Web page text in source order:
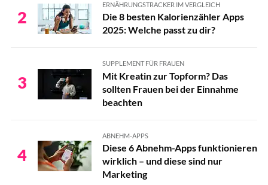
Parmesan
Krabben
Thunfisch
Spinat
Grüne Oliven
Champignons
2
ERNÄHRUNGSTRACKER IM VERGLEICH
Die 8 besten Kalorienzähler Apps
2025: Welche passt zu dir?
3
SUPPLEMENT FÜR FRAUEN
Mit Kreatin zur Topform? Das
sollten Frauen bei der Einnahme
beachten
4
ABNEHM-APPS
Diese 6 Abnehm-Apps funktionieren
wirklich – und diese sind nur
Marketing